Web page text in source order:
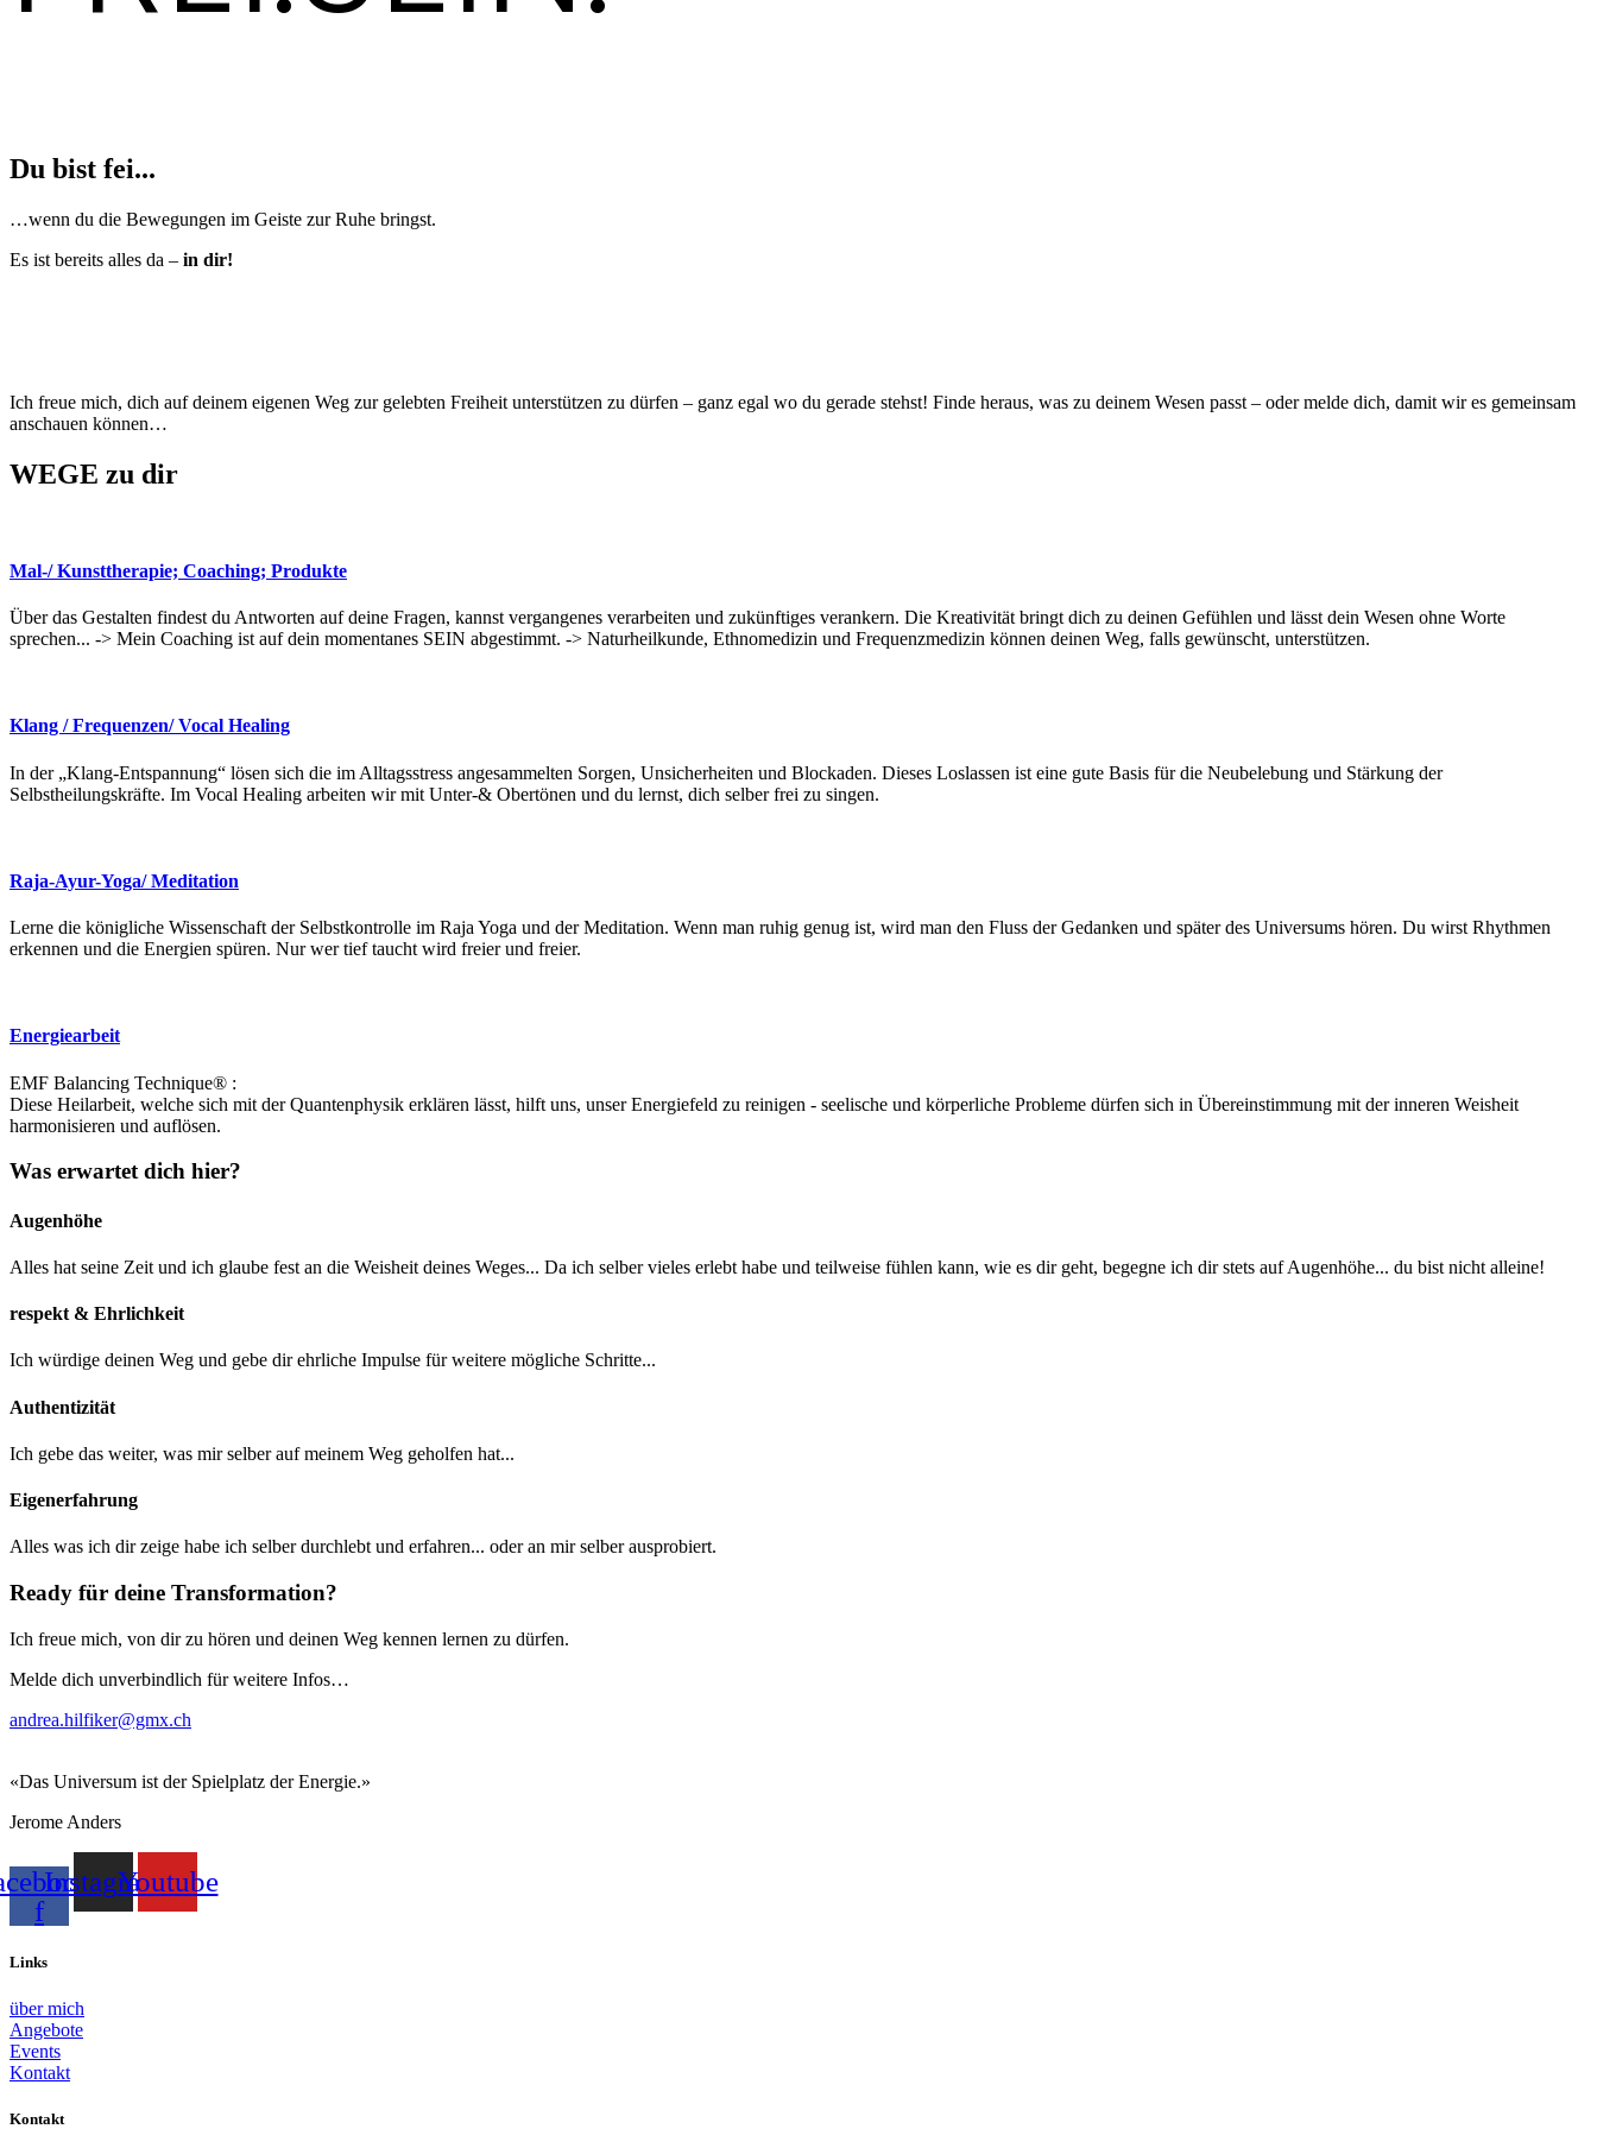
Du bist fei...
…wenn du die Bewegungen im Geiste zur Ruhe bringst.
Es ist bereits alles da – in dir!
Ich freue mich, dich auf deinem eigenen Weg zur gelebten Freiheit unterstützen zu dürfen – ganz egal wo du gerade stehst! Finde heraus, was zu deinem Wesen passt – oder melde dich, damit wir es gemeinsam
anschauen können…
WEGE zu dir
Mal-/ Kunsttherapie; Coaching; Produkte
Über das Gestalten findest du Antworten auf deine Fragen, kannst vergangenes verarbeiten und zukünftiges verankern. Die Kreativität bringt dich zu deinen Gefühlen und lässt dein Wesen ohne Worte
sprechen... -> Mein Coaching ist auf dein momentanes SEIN abgestimmt. -> Naturheilkunde, Ethnomedizin und Frequenzmedizin können deinen Weg, falls gewünscht, unterstützen.
Klang / Frequenzen/ Vocal Healing
In der „Klang-Entspannung“ lösen sich die im Alltagsstress angesammelten Sorgen, Unsicherheiten und Blockaden. Dieses Loslassen ist eine gute Basis für die Neubelebung und Stärkung der
Selbstheilungskräfte. Im Vocal Healing arbeiten wir mit Unter-& Obertönen und du lernst, dich selber frei zu singen.
Raja-Ayur-Yoga/ Meditation
Lerne die königliche Wissenschaft der Selbstkontrolle im Raja Yoga und der Meditation. Wenn man ruhig genug ist, wird man den Fluss der Gedanken und später des Universums hören. Du wirst Rhythmen
erkennen und die Energien spüren. Nur wer tief taucht wird freier und freier.
Energiearbeit
EMF Balancing Technique® :
Diese Heilarbeit, welche sich mit der Quantenphysik erklären lässt, hilft uns, unser Energiefeld zu reinigen - seelische und körperliche Probleme dürfen sich in Übereinstimmung mit der inneren Weisheit
harmonisieren und auflösen.
Was erwartet dich hier?
Augenhöhe
Alles hat seine Zeit und ich glaube fest an die Weisheit deines Weges... Da ich selber vieles erlebt habe und teilweise fühlen kann, wie es dir geht, begegne ich dir stets auf Augenhöhe... du bist nicht alleine!
respekt & Ehrlichkeit
Ich würdige deinen Weg und gebe dir ehrliche Impulse für weitere mögliche Schritte...
Authentizität
Ich gebe das weiter, was mir selber auf meinem Weg geholfen hat...
Eigenerfahrung
Alles was ich dir zeige habe ich selber durchlebt und erfahren... oder an mir selber ausprobiert.
Ready für deine Transformation?
Ich freue mich, von dir zu hören und deinen Weg kennen lernen zu dürfen.
Melde dich unverbindlich für weitere Infos…
andrea.hilfiker@gmx.ch
«Das Universum ist der Spielplatz der Energie.»
Jerome Anders
f
InstagramYoutube
Links
über mich
Angebote
Events
Kontakt
Kontakt